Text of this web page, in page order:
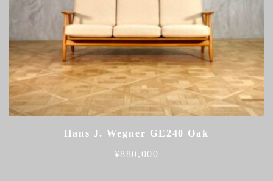
Hans J. Wegner GE240 Oak
¥880,000